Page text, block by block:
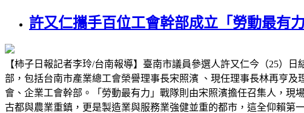
許又仁攜手百位工會幹部成立「勞動最有
【柿子日報記者李玲/台南報導】臺南市議員參選人許又仁今（25）
部，包括台南市產業總工會榮譽理事長宋照濱 、現任理事長林再亨
會、企業工會幹部。「勞動最有力」戰隊則由宋照濱擔任召集人，
古都與農業重鎮，更是製造業與服務業強健並重的都市，這全仰賴第